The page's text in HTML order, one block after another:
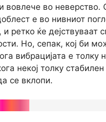
вовлече во неверство.
е во нивниот
и ретко ќе дејствуваат
Но, сепак, кој би
вибрацијата е толку
некој толку
се вклопи.